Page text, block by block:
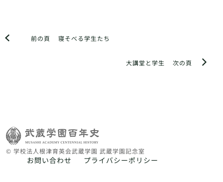
前の頁 寝そべる学生たち
次の頁
大講堂と学生
© 学校法人根津育英会武蔵学園 武蔵学園記念室
お問い合わせ プライバシーポリシー